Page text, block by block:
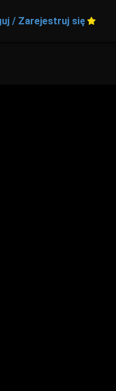
/ Zarejestruj się